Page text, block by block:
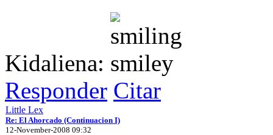
Kidaliena:
Responder Citar
Little Lex
Re: El Ahorcado (Continuacion I)
12-November-2008 09:32